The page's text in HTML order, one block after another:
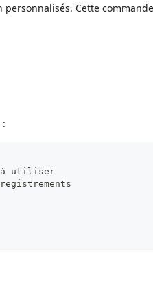
Cette
à utiliser